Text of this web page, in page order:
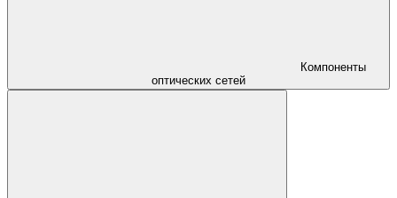
Компоненты
оптических сетей